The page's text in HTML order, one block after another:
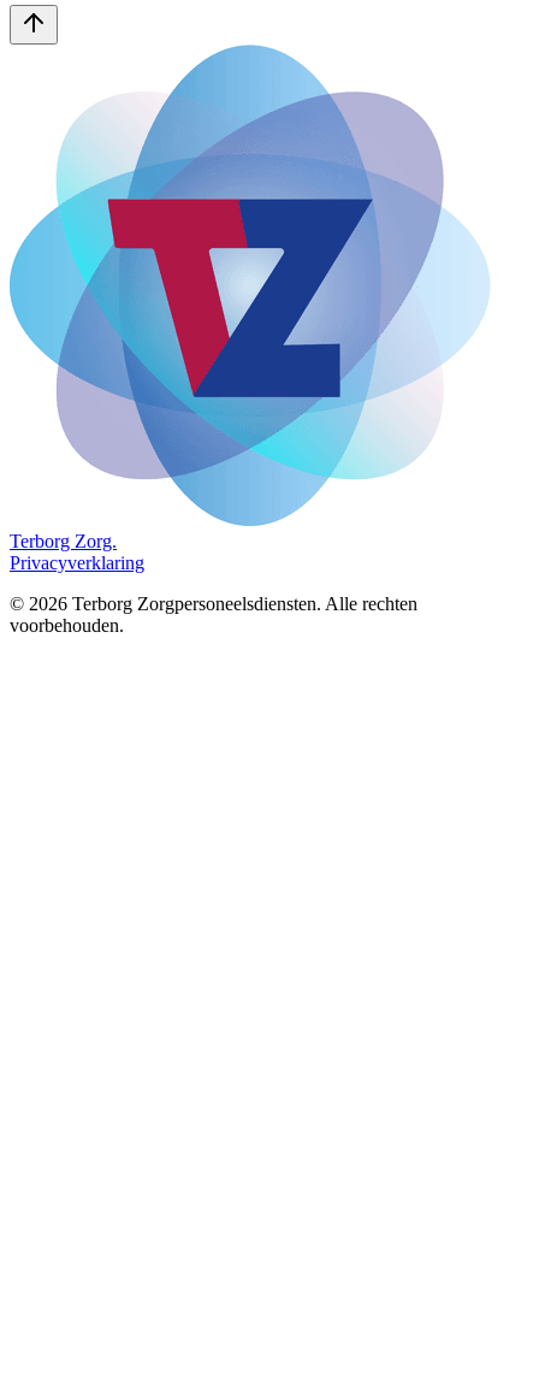
Terborg Zorg.
Privacyverklaring
© 2026 Terborg Zorgpersoneelsdiensten. Alle rechten
voorbehouden.